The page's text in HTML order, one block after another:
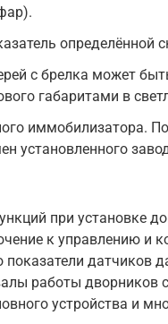
определённой
с брелка может
габаритами в
иммобилизатора.
установленного
при установке
к управлению и
датчиков
работы дворников
устройства и